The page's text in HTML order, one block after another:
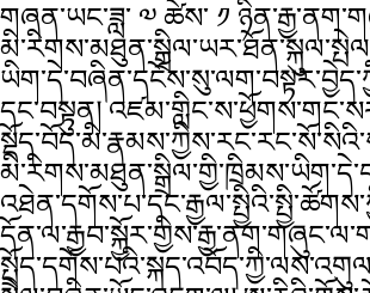
གཞན་ཡང་ཟླ་ ༧ ཚེས་ ༡
དང་བསྟུན།